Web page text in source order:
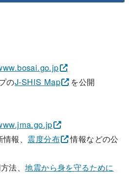
のJ-SHIS Map を公開
報、 震度分布
情報などの公
法、地震から身を守るために